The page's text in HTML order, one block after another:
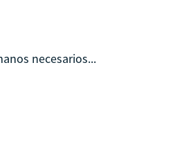
necesarios...